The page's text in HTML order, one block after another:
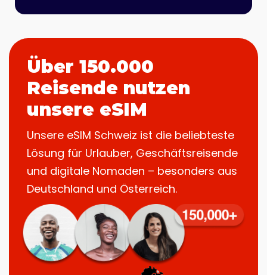
Über 150.000
Reisende nutzen
unsere eSIM
Unsere eSIM Schweiz ist die beliebteste
Lösung für Urlauber, Geschäftsreisende
und digitale Nomaden – besonders aus
Deutschland und Österreich.